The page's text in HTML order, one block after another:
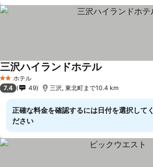
2 ホテルのランク
ホテル
三沢ハイランドホテル
7.4 49 三沢, 東北町まで10.4 km
正確な料金を確認するには日付を選択してく
ださい